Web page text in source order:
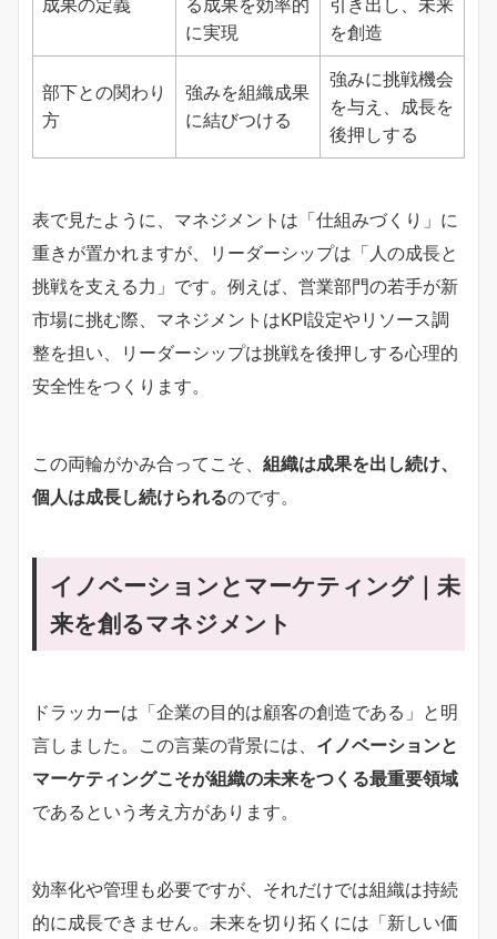
に実現
を創造
部下との関わり
方
強みを組織成果
に結びつける
強みに挑戦機会
を与え、成長を
後押しする
表で見たように、マネジメントは「仕組みづくり」に
重きが置かれますが、リーダーシップは「人の成長と
挑戦を支える力」です。例えば、営業部門の若手が新
市場に挑む際、マネジメントはKPI設定やリソース調
整を担い、リーダーシップは挑戦を後押しする心理的
安全性をつくります。
この両輪がかみ合ってこそ、 組織は成果を出し続け、
個人は成長し続けられるのです。
イノベーションとマーケティング｜未
来を創るマネジメント
ドラッカーは「企業の目的は顧客の創造である」と明
言しました。この言葉の背景には、 イノベーションと
マーケティングこそが組織の未来をつくる最重要領域
であるという考え方があります。
効率化や管理も必要ですが、それだけでは組織は持続
的に成長できません。未来を切り拓くには「新しい価